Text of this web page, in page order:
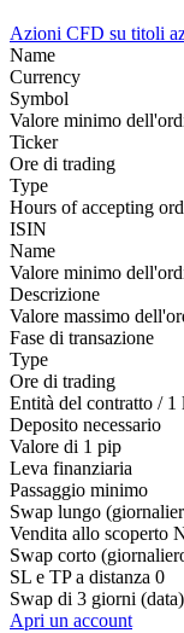
Azioni CFD su titoli
Name
Currency
Symbol
Valore minimo
Ticker
Ore di trading
Type
Hours of accepting
ISIN
Name
Valore minimo
Descrizione
Valore massimo
Fase di transazione
Type
Ore di trading
Entità del contratto / 1
Deposito necessario
Valore di 1 pip
Leva finanziaria
Passaggio minimo
Swap lungo
Vendita allo scoperto
Swap corto
SL e TP a distanza 0
Swap di 3 giorni (data)
Apri un account